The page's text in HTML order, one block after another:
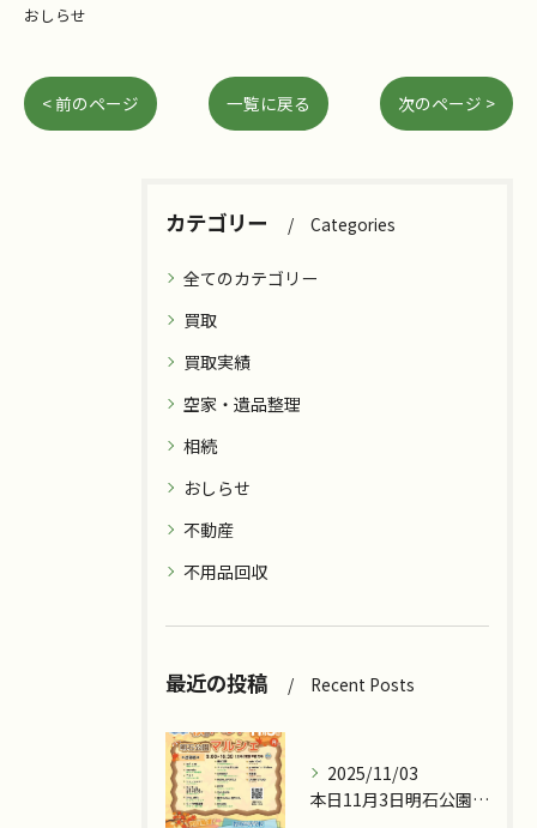
おしらせ
< 前のページ 一覧に戻る 次のページ >
カテゴリー Categories
全てのカテゴリー
買取
買取実績
空家・遺品整理
相続
おしらせ
不動産
不用品回収
最近の投稿 Recent Posts
2025/11/03
本日11月3日明石公園で『ツカッテチョ』&『モッテコリン』で...